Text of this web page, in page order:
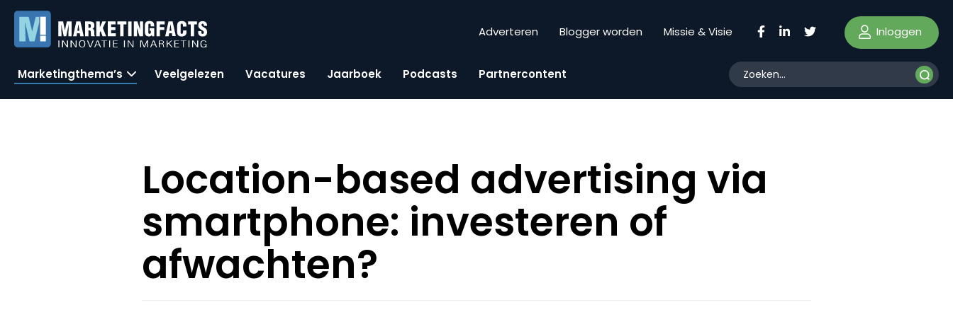
Adverteren Blogger worden Missie & Visie Inloggen
Marketingthema’s Veelgelezen Vacatures Jaarboek Podcasts Partnercontent
Location-based advertising via
smartphone: investeren of
afwachten?